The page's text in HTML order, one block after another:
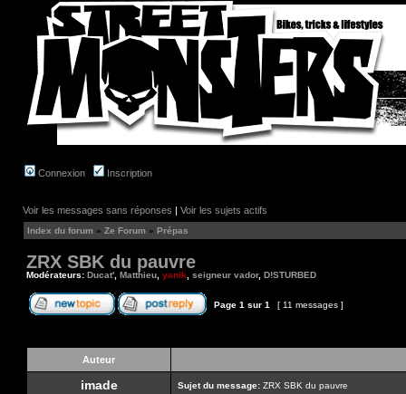
Connexion Inscription
Voir les messages sans réponses | Voir les sujets actifs
Index du forum » Ze Forum » Prépas
ZRX SBK du pauvre
Modérateurs: Ducat' Matthieu yanik seigneur vador, D!STURBED
Page 1 sur 1 [ 11 messages ]
Auteur
imade Sujet du message: ZRX SBK du pauvre